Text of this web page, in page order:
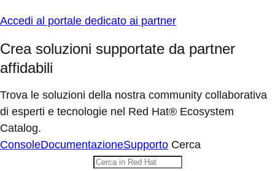
Accedi al portale dedicato ai partner
Crea soluzioni supportate da partner
affidabili
Trova le soluzioni della nostra community collaborativa
di esperti e tecnologie nel Red Hat® Ecosystem
Catalog.
ConsoleDocumentazioneSupporto Cerca